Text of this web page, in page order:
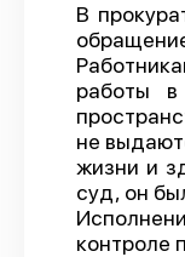
В
работы в
не
жизни и
суд, он
контроле